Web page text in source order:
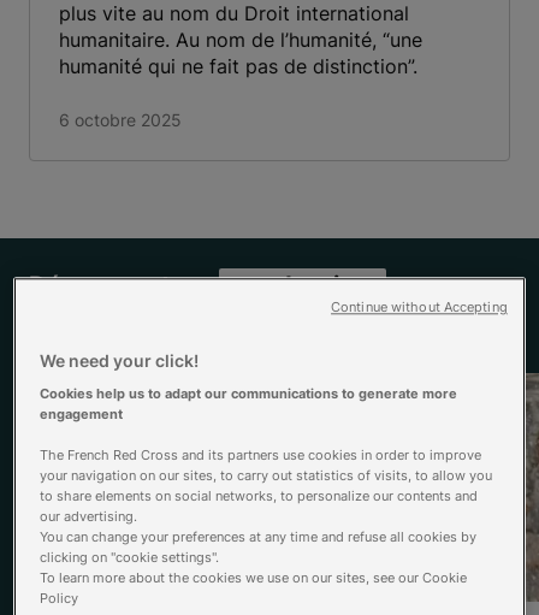
plus vite au nom du Droit international
humanitaire. Au nom de l’humanité, “une
humanité qui ne fait pas de distinction”.
6 octobre 2025
Découvrez tous nos dossiers
We need your click!
Cookies help us to adapt our communications to generate more
engagement
The French Red Cross and its partners use cookies in order to improve
your navigation on our sites, to carry out statistics of visits, to allow you
to share elements on social networks, to personalize our contents and
our advertising.
You can change your preferences at any time and refuse all cookies by
clicking on "cookie settings".
To learn more about the cookies we use on our sites, see our Cookie
Policy
Continue without Accepting